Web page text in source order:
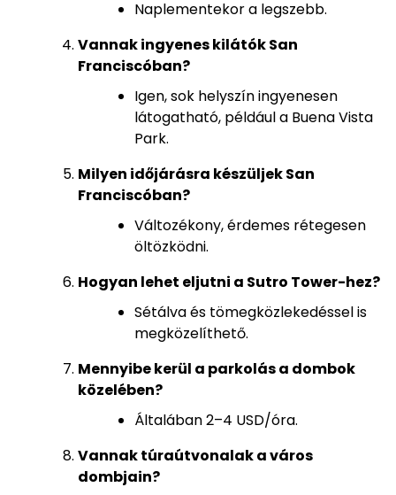
Naplementekor a legszebb.
Vannak ingyenes kilátók San
Franciscóban?
Igen, sok helyszín ingyenesen
látogatható, például a Buena Vista
Park.
Milyen időjárásra készüljek San
Franciscóban?
Változékony, érdemes rétegesen
öltözködni.
Hogyan lehet eljutni a Sutro Tower-hez?
Sétálva és tömegközlekedéssel is
megközelíthető.
Mennyibe kerül a parkolás a dombok
közelében?
Általában 2–4 USD/óra.
Vannak túraútvonalak a város
dombjain?